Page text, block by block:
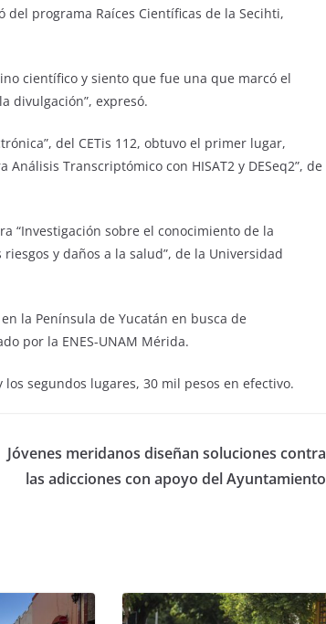
programa Raíces Científicas de la Secihti,
científico y siento que fue una que marcó el
divulgación”, expresó.
del CETis 112, obtuvo el primer lugar,
Transcriptómico con HISAT2 y DESeq2”, de
“Investigación sobre el conocimiento de la
y daños a la salud”, de la Universidad
la Península de Yucatán en busca de
por la ENES-UNAM Mérida.
segundos lugares, 30 mil pesos en efectivo.
Jóvenes meridanos diseñan soluciones contra
las adicciones con apoyo del Ayuntamiento